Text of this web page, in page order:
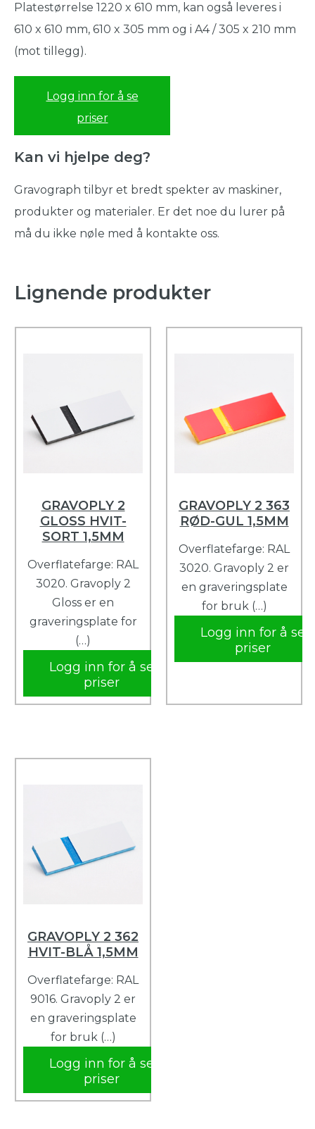
Platestørrelse 1220 x 610 mm, kan også leveres i
610 x 610 mm, 610 x 305 mm og i A4 / 305 x 210 mm
(mot tillegg).
Logg inn for å se
priser
Kan vi hjelpe deg?
Gravograph tilbyr et bredt spekter av maskiner,
produkter og materialer. Er det noe du lurer på
må du ikke nøle med å kontakte oss.
Lignende produkter
GRAVOPLY 2
GLOSS HVIT-
SORT 1,5MM
Overflatefarge: RAL
3020. Gravoply 2
Gloss er en
graveringsplate for
(…)
Logg inn for å se
priser
GRAVOPLY 2 363
RØD-GUL 1,5MM
Overflatefarge: RAL
3020. Gravoply 2 er
en graveringsplate
for bruk (…)
Logg inn for å se
priser
GRAVOPLY 2 362
HVIT-BLÅ 1,5MM
Overflatefarge: RAL
9016. Gravoply 2 er
en graveringsplate
for bruk (…)
Logg inn for å se
priser